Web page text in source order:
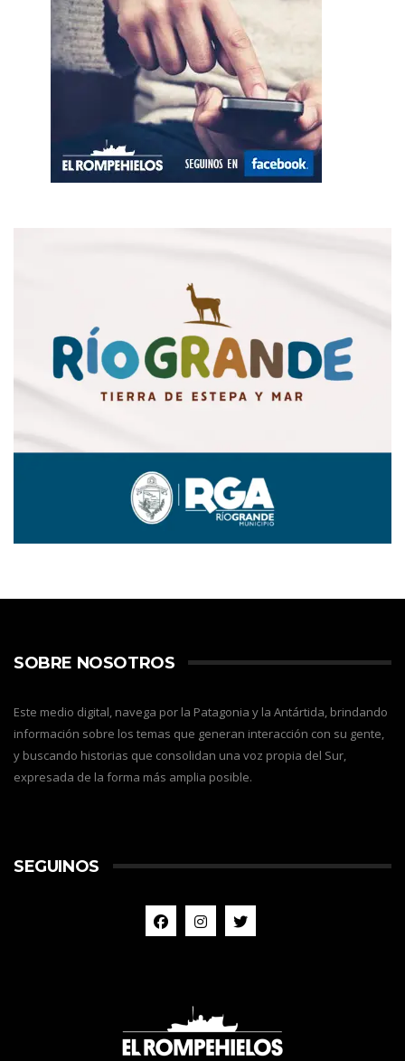
SOBRE NOSOTROS
Este medio digital, navega por la Patagonia y la Antártida, brindando
información sobre los temas que generan interacción con su gente,
y buscando historias que consolidan una voz propia del Sur,
expresada de la forma más amplia posible.
SEGUINOS